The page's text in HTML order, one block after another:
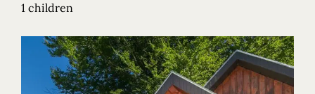
1 children